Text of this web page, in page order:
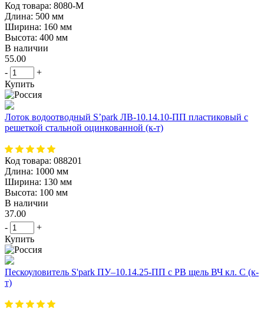
Код товара: 8080-М
Длина: 500 мм
Ширина: 160 мм
Высота: 400 мм
В наличии
55.00
-
+
Купить
Лоток водоотводный S’park ЛВ-10.14.10-ПП пластиковый с
решеткой стальной оцинкованной (к-т)
Код товара: 088201
Длина: 1000 мм
Ширина: 130 мм
Высота: 100 мм
В наличии
37.00
-
+
Купить
Пескоуловитель S'park ПУ–10.14.25-ПП с РВ щель ВЧ кл. С (к-
т)